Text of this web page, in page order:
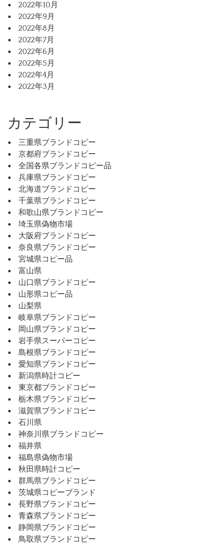
2022年10月
2022年9月
2022年8月
2022年7月
2022年6月
2022年5月
2022年4月
2022年3月
カテゴリー
三重県ブランドコピー
京都府ブランドコピー
全国各県ブランドコピー品
兵庫県ブランドコピー
北海道ブランドコピー
千葉県ブランドコピー
和歌山県ブランドコピー
埼玉県偽物市場
大阪府ブランドコピー
奈良県ブランドコピー
宮城県コピー品
富山県
山口県ブランドコピー
山形県コピー品
山梨県
岐阜県ブランドコピー
岡山県ブランドコピー
岩手県スーパーコピー
島根県ブランドコピー
愛知県ブランドコピー
新潟県時計コピー
東京都ブランドコピー
栃木県ブランドコピー
滋賀県ブランドコピー
石川県
神奈川県ブランドコピー
福井県
福島県偽物市場
秋田県時計コピー
群馬県ブランドコピー
茨城県コピーブランド
長野県ブランドコピー
青森県ブランドコピー
静岡県ブランドコピー
鳥取県ブランドコピー